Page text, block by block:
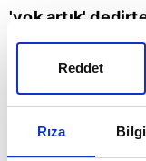
Rıza
Reddet
'yok artık'
ortaya bu
Futbol